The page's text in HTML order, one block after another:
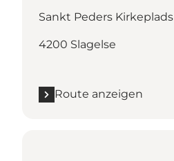
Sankt Peders Kirkeplads
4200 Slagelse
Route anzeigen